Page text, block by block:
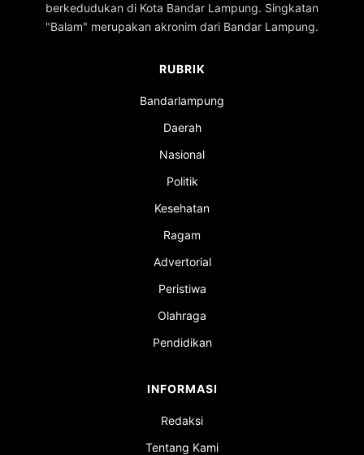
berkedudukan di Kota Bandar Lampung. Singkatan
"Balam" merupakan akronim dari Bandar Lampung.
RUBRIK
Bandarlampung
Daerah
Nasional
Politik
Kesehatan
Ragam
Advertorial
Peristiwa
Olahraga
Pendidikan
INFORMASI
Redaksi
Tentang Kami